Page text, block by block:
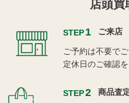
店頭買
STEP1 ご来店
ご予約は不要で
定休日のご確認
STEP2 商品査